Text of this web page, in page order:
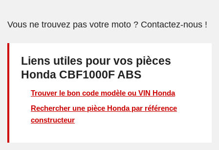
Vous ne trouvez pas votre moto ? Contactez-nous !
Liens utiles pour vos pièces
Honda CBF1000F ABS
Trouver le bon code modèle ou VIN Honda
Rechercher une pièce Honda par référence
constructeur